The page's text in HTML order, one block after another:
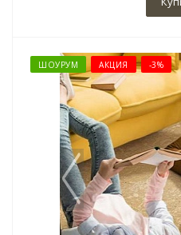
ШОУРУМ АКЦИЯ -3%